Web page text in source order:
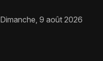
Dimanche, 9 août 2026